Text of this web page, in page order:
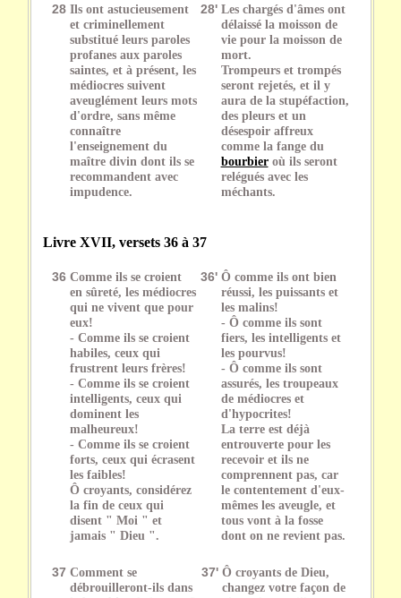
28 Ils ont astucieusement
et criminellement
substitué leurs paroles
profanes aux paroles
saintes, et à présent, les
médiocres suivent
aveuglément leurs mots
d'ordre, sans même
connaître
l'enseignement du
maître divin dont ils se
recommandent avec
impudence.
28' Les chargés d'âmes ont
délaissé la moisson de
vie pour la moisson de
mort.
Trompeurs et trompés
seront rejetés, et il y
aura de la stupéfaction,
des pleurs et un
désespoir affreux
comme la fange du
bourbieroù ils seront
relégués avec les
méchants.
Livre XVII, versets 36 à 37
36 Comme ils se croient
en sûreté, les médiocres
qui ne vivent que pour
eux!
- Comme ils se croient
habiles, ceux qui
frustrent leurs frères!
- Comme ils se croient
intelligents, ceux qui
dominent les
malheureux!
- Comme ils se croient
forts, ceux qui écrasent
les faibles!
Ô croyants, considérez
la fin de ceux qui
disent " Moi " et
jamais " Dieu ".
36' Ô comme ils ont bien
réussi, les puissants et
les malins!
- Ô comme ils sont
fiers, les intelligents et
les pourvus!
- Ô comme ils sont
assurés, les troupeaux
de médiocres et
d'hypocrites!
La terre est déjà
entrouverte pour les
recevoir et ils ne
comprennent pas, car
le contentement d'eux-
mêmes les aveugle, et
tous vont à la fosse
dont on ne revient pas.
37 Comment se
débrouilleront-ils dans
37' Ô croyants de Dieu,
changez votre façon de